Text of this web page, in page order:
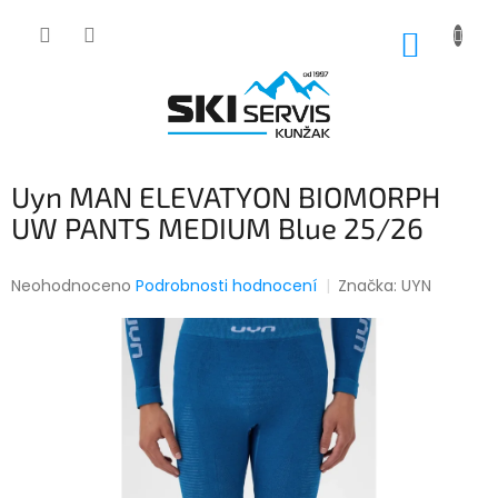
Uyn MAN ELEVATYON BIOMORPH
UW PANTS MEDIUM Blue 25/26
Průměrné
Neohodnoceno Podrobnosti hodnocení Značka:UYN